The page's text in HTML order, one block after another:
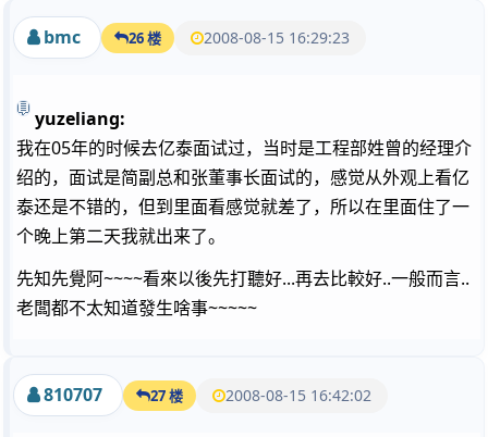
bmc 26 楼 2008-08-15 16:29:23
yuzeliang:
我在05年的时候去亿泰面试过，当时是工程部姓曾的经理介
绍的，面试是简副总和张董事长面试的，感觉从外观上看亿
泰还是不错的，但到里面看感觉就差了，所以在里面住了一
个晚上第二天我就出来了。
先知先覺阿~~~~看來以後先打聽好...再去比較好..一般而言..
老闆都不太知道發生啥事~~~~~
810707 27 楼 2008-08-15 16:42:02